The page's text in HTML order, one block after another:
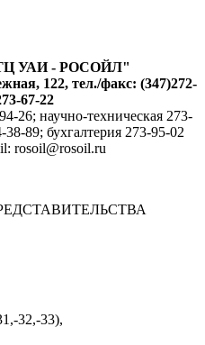
УАИ - РОСОЙЛ"
122, тел./факс: (347)272-
67-22
26; научно-техническая 273-
89; бухгалтерия 273-95-02
rosoil@rosoil.ru
32,-33),